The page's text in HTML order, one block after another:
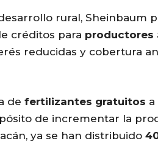
rural, Sheinbaum
créditos para productores
reducidas y cobertura
de fertilizantes gratuitos a
de incrementar la
ya se han distribuido